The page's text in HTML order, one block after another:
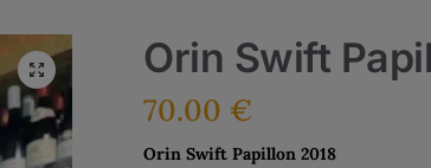
Orin Swift
70.00 €
Orin Swift Papillon 2018